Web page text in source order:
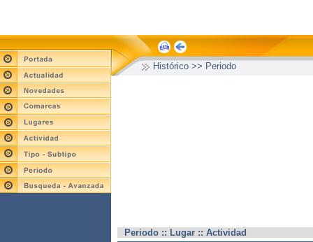
Histórico >> Periodo
Periodo :: Lugar :: Actividad